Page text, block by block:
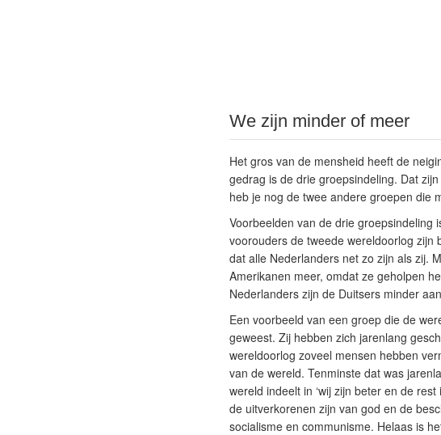
We zijn minder of meer
Het gros van de mensheid heeft de
gedrag is de drie groepsindeling. Dat
heb je nog de twee andere groepen die
Voorbeelden van de drie groepsindeling
voorouders de tweede wereldoorlog zijn
dat alle Nederlanders net zo zijn als zij.
Amerikanen meer, omdat ze geholpen
Nederlanders zijn de Duitsers minder
Een voorbeeld van een groep die de
geweest. Zij hebben zich jarenlang
wereldoorlog zoveel mensen hebben
van de wereld. Tenminste dat was
wereld indeelt in ‘wij zijn beter en de
de uitverkorenen zijn van god en de
socialisme en communisme. Helaas is